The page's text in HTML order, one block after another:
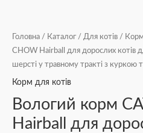
Головна / Каталог / Для котів /
CHOW Hairball для дорослих котів
шерсті у травному тракті з куркою
Корм для котів
Вологий корм
Hairball для